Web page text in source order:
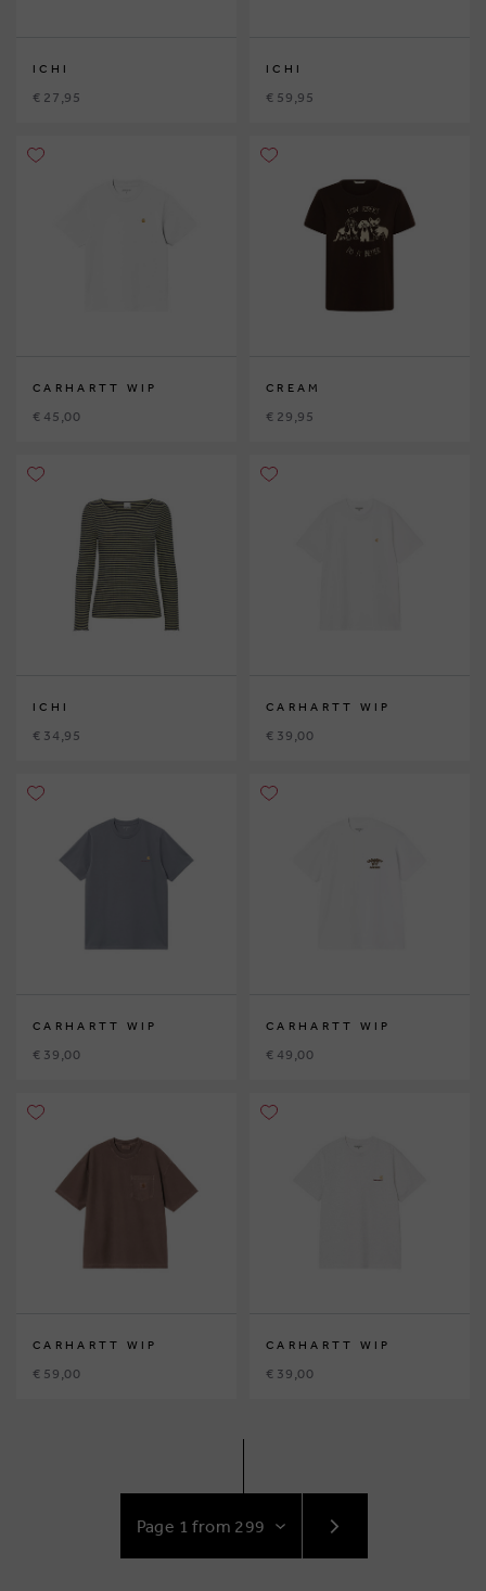
ICHI
€ 27,95
ICHI
€ 59,95
CARHARTT WIP
€ 45,00
CREAM
€ 29,95
ICHI
€ 34,95
CARHARTT WIP
€ 39,00
CARHARTT WIP
€ 39,00
CARHARTT WIP
€ 49,00
CARHARTT WIP
€ 59,00
CARHARTT WIP
€ 39,00
TO
NEXT